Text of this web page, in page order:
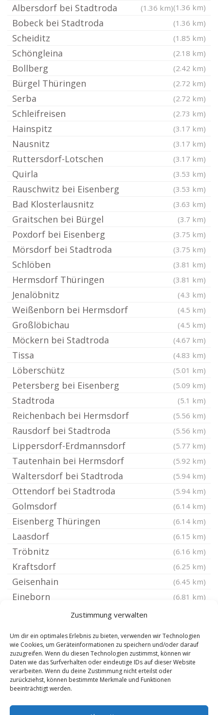
Zustimmung verwalten
Um dir ein optimales Erlebnis zu bieten, verwenden wir Technologien
wie Cookies, um Geräteinformationen zu speichern und/oder darauf
zuzugreifen. Wenn du diesen Technologien zustimmst, können wir
Daten wie das Surfverhalten oder eindeutige IDs auf dieser Website
verarbeiten. Wenn du deine Zustimmung nicht erteilst oder
zurückziehst, können bestimmte Merkmale und Funktionen
beeinträchtigt werden.
(1.36 km)
Albersdorf bei Stadtroda (1.36 km)
Bobeck bei Stadtroda (1.36 km)
Scheiditz (1.85 km)
Schöngleina (2.18 km)
Bollberg (2.42 km)
Bürgel Thüringen (2.72 km)
Serba (2.72 km)
Schleifreisen (2.73 km)
Hainspitz (3.17 km)
Nausnitz (3.17 km)
Ruttersdorf-Lotschen (3.17 km)
Quirla (3.53 km)
Rauschwitz bei Eisenberg (3.53 km)
Bad Klosterlausnitz (3.63 km)
Graitschen bei Bürgel (3.7 km)
Poxdorf bei Eisenberg (3.75 km)
Mörsdorf bei Stadtroda (3.75 km)
Schlöben (3.81 km)
Hermsdorf Thüringen (3.81 km)
Jenalöbnitz (4.3 km)
Weißenborn bei Hermsdorf (4.5 km)
Großlöbichau (4.5 km)
Möckern bei Stadtroda (4.67 km)
Tissa (4.83 km)
Löberschütz (5.01 km)
Petersberg bei Eisenberg (5.09 km)
Stadtroda (5.1 km)
Reichenbach bei Hermsdorf (5.56 km)
Rausdorf bei Stadtroda (5.56 km)
Lippersdorf-Erdmannsdorf (5.77 km)
Tautenhain bei Hermsdorf (5.92 km)
Waltersdorf bei Stadtroda (5.94 km)
Ottendorf bei Stadtroda (5.94 km)
Golmsdorf (6.14 km)
Eisenberg Thüringen (6.14 km)
Laasdorf (6.15 km)
Tröbnitz (6.16 km)
Kraftsdorf (6.25 km)
Geisenhain (6.45 km)
Eineborn (6.81 km)
Sankt Gangloff
Rauda (6.93 km)
Rattelsdorf bei Stadtroda (6.95 km)
Frauenprießnitz
Kleinebersdorf
Meusebach